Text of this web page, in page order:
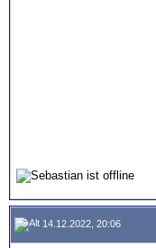
14.12.2022, 20:06